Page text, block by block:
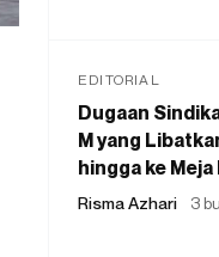
EDITORIAL
Dugaan
M yang
hingga ke Meja
Risma Azhari 3